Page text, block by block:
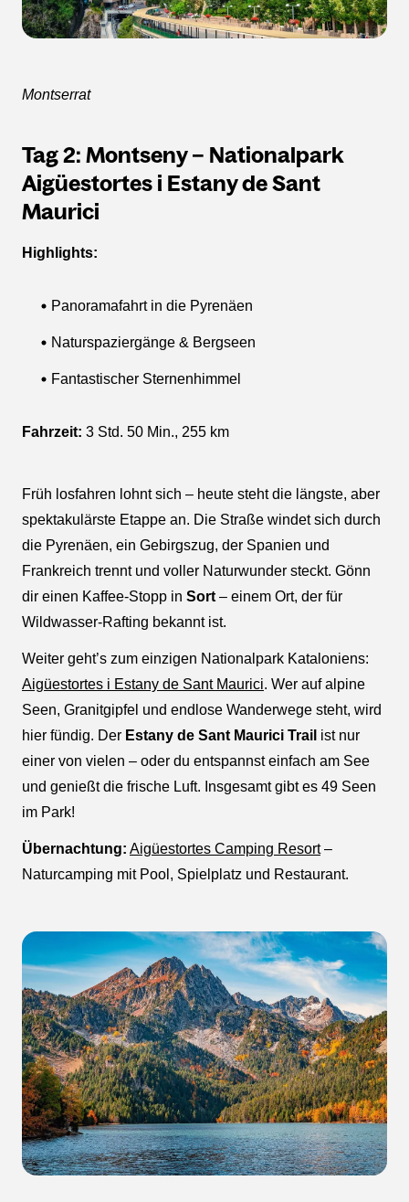
Montserrat
Tag 2: Montseny – Nationalpark
Aigüestortes i Estany de Sant
Maurici
Highlights:
Panoramafahrt in die Pyrenäen
Naturspaziergänge & Bergseen
Fantastischer Sternenhimmel
Fahrzeit: 3 Std. 50 Min., 255 km
Früh losfahren lohnt sich – heute steht die längste, aber
spektakulärste Etappe an. Die Straße windet sich durch
die Pyrenäen, ein Gebirgszug, der Spanien und
Frankreich trennt und voller Naturwunder steckt. Gönn
dir einen Kaffee-Stopp in Sort – einem Ort, der für
Wildwasser-Rafting bekannt ist.
Weiter geht’s zum einzigen Nationalpark Kataloniens:
Aigüestortes i Estany de Sant Maurici. Wer auf alpine
Seen, Granitgipfel und endlose Wanderwege steht, wird
hier fündig. Der Estany de Sant Maurici Trail ist nur
einer von vielen – oder du entspannst einfach am See
und genießt die frische Luft. Insgesamt gibt es 49 Seen
im Park!
Übernachtung: Aigüestortes Camping Resort–
Naturcamping mit Pool, Spielplatz und Restaurant.